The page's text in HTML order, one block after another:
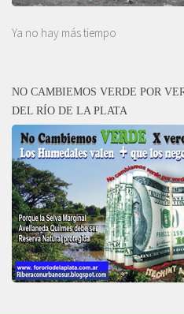
Ya no hay más tiempo
NO CAMBIEMOS VERDE POR
DEL RÍO DE LA PLATA